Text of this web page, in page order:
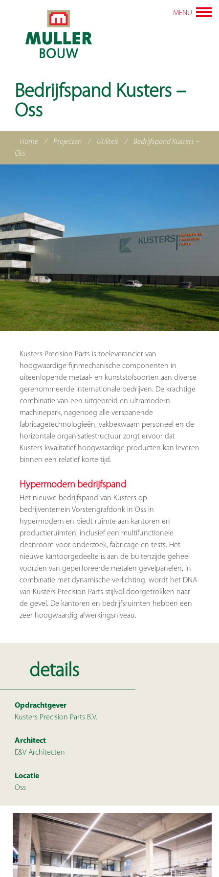
MENU
Bedrijfspand Kusters –
Oss
Home / Projecten / Utiliteit /
Bedrijfspand Kusters –
Oss
details
Opdrachtgever
Kusters Precision Parts B.V.
Architect
E&V Architecten
Locatie
Oss
Kusters Precision Parts is toeleverancier van
hoogwaardige fijnmechanische componenten in
uiteenlopende metaal- en kunststofsoorten aan diverse
gerenommeerde internationale bedrijven. De krachtige
combinatie van een uitgebreid en ultramodern
machinepark, nagenoeg alle verspanende
fabricagetechnologieën, vakbekwaam personeel en de
horizontale organisatiestructuur zorgt ervoor dat
Kusters kwalitatief hoogwaardige producten kan leveren
binnen een relatief korte tijd.
Hypermodern bedrijfspand
Het nieuwe bedrijfspand van Kusters op
bedrijventerrein Vorstengrafdonk in Oss in
hypermodern en biedt ruimte aan kantoren en
productieruimten, inclusief een multifunctionele
cleanroom voor onderzoek, fabricage en tests. Het
nieuwe kantoorgedeelte is aan de buitenzijde geheel
voorzien van geperforeerde metalen gevelpanelen, in
combinatie met dynamische verlichting, wordt het DNA
van Kusters Precision Parts stijlvol doorgetrokken naar
de gevel. De kantoren en bedrijfsruimten hebben een
zeer hoogwaardig afwerkingsniveau.